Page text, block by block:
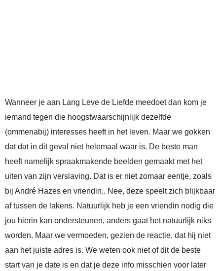
Wanneer je aan Lang Leve de Liefde meedoet dan kom je
iemand tegen die hoogstwaarschijnlijk dezelfde
(ommenabij) interesses heeft in het leven. Maar we gokken
dat dat in dit geval niet helemaal waar is. De beste man
heeft namelijk spraakmakende beelden gemaakt met het
uiten van zijn verslaving. Dat is er niet zomaar eentje, zoals
bij André Hazes en vriendin,. Nee, deze speelt zich blijkbaar
af tussen de lakens. Natuurlijk heb je een vriendin nodig die
jou hierin kan ondersteunen, anders gaat het natuurlijk niks
worden. Maar we vermoeden, gezien de reactie, dat hij niet
aan het juiste adres is. We weten ook niet of dit de beste
start van je date is en dat je deze info misschien voor later